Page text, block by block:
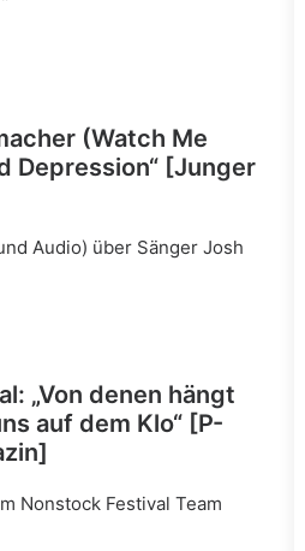
(Watch Me
Depression“ [Junger
Audio) über Sänger Josh
„Von denen hängt
auf dem Klo“ [P-
Nonstock Festival Team